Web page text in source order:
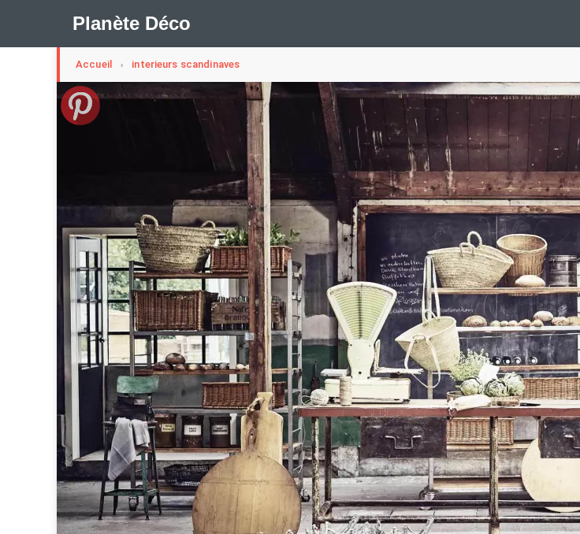
Planète Déco
🛍︎ Shop Planète Déco ℹ︎ À propos
Cabanes Decoration Noël Design Suédois En Quelques Photos Idées
Publi Reportage Tendance Interieurs Scandinaves La Décoration Selon
Maison Appartement Écologique
Maison Container/container House Maison D'hôtes Maison Et
Question De Style
Renovation Revue De Week End Tiny House
Accueil › interieurs scandinaves